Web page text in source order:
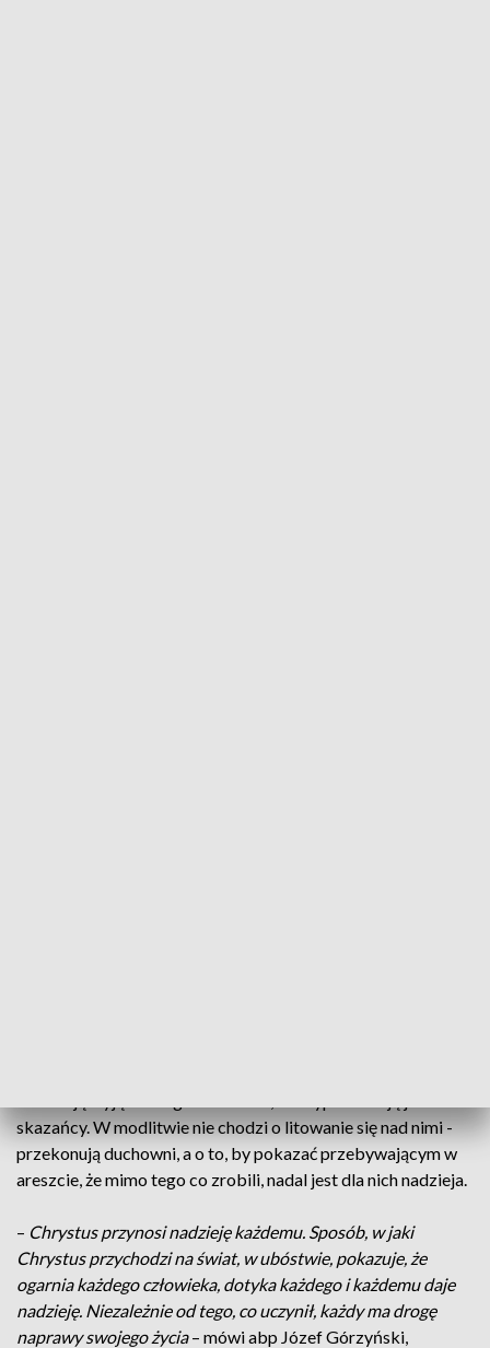
skazańcy. W modlitwie nie chodzi o litowanie się nad nimi -
przekonują duchowni, a o to, by pokazać przebywającym w
areszcie, że mimo tego co zrobili, nadal jest dla nich nadzieja.
– Chrystus przynosi nadzieję każdemu. Sposób, w jaki
Chrystus przychodzi na świat, w ubóstwie, pokazuje, że
ogarnia każdego człowieka, dotyka każdego i każdemu daje
nadzieję. Niezależnie od tego, co uczynił, każdy ma drogę
naprawy swojego życia– mówi abp Józef Górzyński,